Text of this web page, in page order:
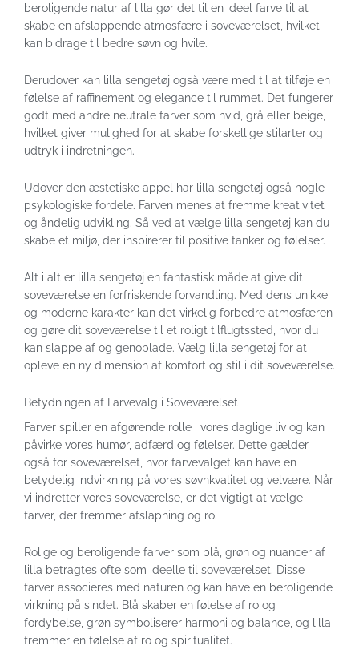
beroligende natur af lilla gør det til en ideel farve til at
skabe en afslappende atmosfære i soveværelset, hvilket
kan bidrage til bedre søvn og hvile.
Derudover kan lilla sengetøj også være med til at tilføje en
følelse af raffinement og elegance til rummet. Det fungerer
godt med andre neutrale farver som hvid, grå eller beige,
hvilket giver mulighed for at skabe forskellige stilarter og
udtryk i indretningen.
Udover den æstetiske appel har lilla sengetøj også nogle
psykologiske fordele. Farven menes at fremme kreativitet
og åndelig udvikling. Så ved at vælge lilla sengetøj kan du
skabe et miljø, der inspirerer til positive tanker og følelser.
Alt i alt er lilla sengetøj en fantastisk måde at give dit
soveværelse en forfriskende forvandling. Med dens unikke
og moderne karakter kan det virkelig forbedre atmosfæren
og gøre dit soveværelse til et roligt tilflugtssted, hvor du
kan slappe af og genoplade. Vælg lilla sengetøj for at
opleve en ny dimension af komfort og stil i dit soveværelse.
Betydningen af Farvevalg i Soveværelset
Farver spiller en afgørende rolle i vores daglige liv og kan
påvirke vores humør, adfærd og følelser. Dette gælder
også for soveværelset, hvor farvevalget kan have en
betydelig indvirkning på vores søvnkvalitet og velvære. Når
vi indretter vores soveværelse, er det vigtigt at vælge
farver, der fremmer afslapning og ro.
Rolige og beroligende farver som blå, grøn og nuancer af
lilla betragtes ofte som ideelle til soveværelset. Disse
farver associeres med naturen og kan have en beroligende
virkning på sindet. Blå skaber en følelse af ro og
fordybelse, grøn symboliserer harmoni og balance, og lilla
fremmer en følelse af ro og spiritualitet.